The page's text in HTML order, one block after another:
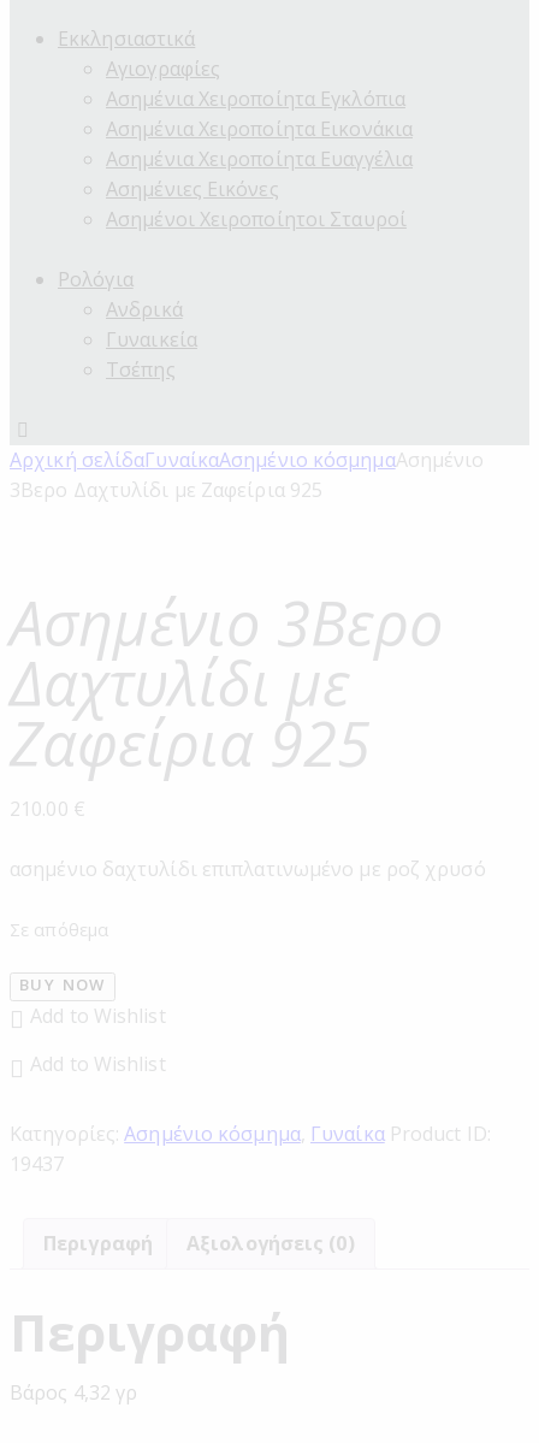
Εκκλησιαστικά
Αγιογραφίες
Ασημένια Χειροποίητα Εγκλόπια
Ασημένια Χειροποίητα Εικονάκια
Ασημένια Χειροποίητα Ευαγγέλια
Ασημένιες Εικόνες
Ασημένοι Χειροποίητοι Σταυροί
Ρολόγια
Ανδρικά
Γυναικεία
Τσέπης
Αρχική σελίδαΓυναίκαΑσημένιο κόσμημαΑσημένιο
3Βερο Δαχτυλίδι με Ζαφείρια 925
Ασημένιο 3Βερο
Δαχτυλίδι με
Ζαφείρια 925
210.00 €
ασημένιο δαχτυλίδι επιπλατινωμένο με ροζ χρυσό
Σε απόθεμα
BUY NOW
Add to Wishlist
Add to Wishlist
Κατηγορίες:Ασημένιο κόσμημα, Γυναίκα Product ID:
19437
Περιγραφή Αξιολογήσεις (0)
Περιγραφή
Βάρος 4,32 γρ